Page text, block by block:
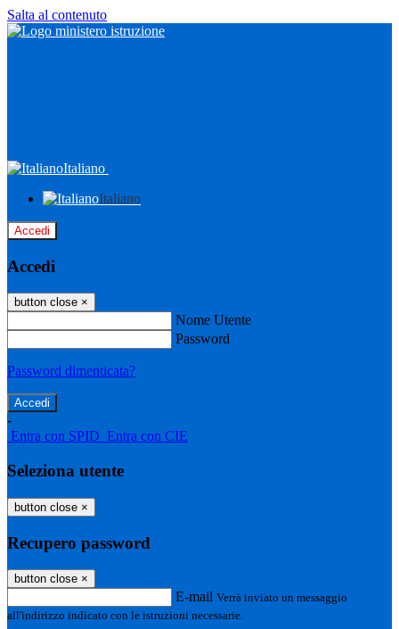
Salta al contenuto
Italiano
Italiano
Accedi
Accedi
button close ×
Nome Utente
Password
Password dimenticata?
-
Entra con SPID Entra con CIE
Seleziona utente
button close ×
Recupero password
button close ×
E-mail Verrà inviato un messaggio
all'indirizzo indicato con le istruzioni necessarie.